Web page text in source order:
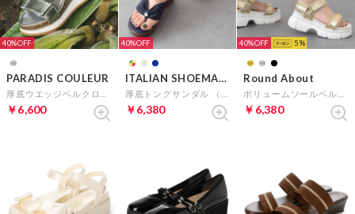
40%
PARADIS COULEUR
￥6,600
40%
ITALIAN SHOEMAKERS
￥6,380
40% 5
Round About
￥6,380